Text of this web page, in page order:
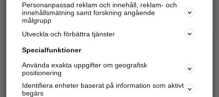
Hitta telefonnummer, adresser, företagsinfo mm.
Marknadsför företaget
Kom igång och annonsera mot
samarbetspartners nära dig.
Personanpassad reklam och innehåll, reklam- och
innehållsmätning samt forskning angående
målgrupp
Utveckla och förbättra tjänster
Specialfunktioner
Använda exakta uppgifter om geografisk
positionering
Identifiera enheter baserat på information som aktivt
begärs